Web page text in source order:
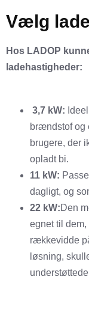
Vælg
Hos LADOP
ladehastigheder:
3,7 kW:
brændstof og
brugere, der
opladt bi.
11 kW:
dagligt, og
22 kW:Den
egnet til
rækkevidde
løsning,